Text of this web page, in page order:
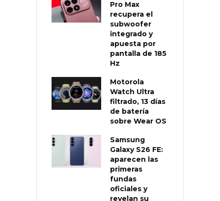
Pro Max
recupera el
subwoofer
integrado y
apuesta por
pantalla de 185
Hz
Motorola
Watch Ultra
filtrado, 13 días
de batería
sobre Wear OS
Samsung
Galaxy S26 FE:
aparecen las
primeras
fundas
oficiales y
revelan su